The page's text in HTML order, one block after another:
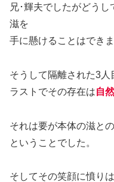
兄･輝夫でしたがどう
滋を
手に懸けることはでき
そうして隔離された3人
ラストでその存在は自
それは要が本体の滋と
ということでした。
そしてその笑顔に憤り